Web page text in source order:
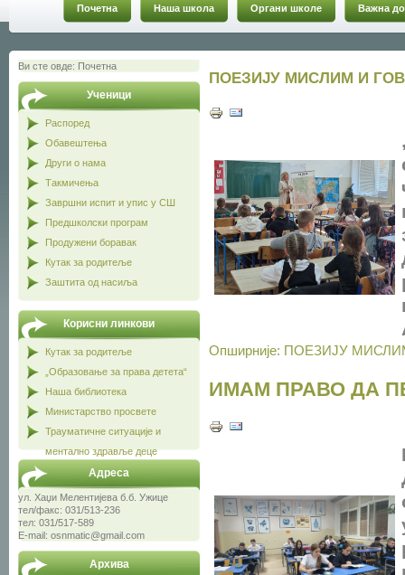
Почетна Наша школа Органи школе Важна
Ви сте овде: Почетна
Ученици
Распоред
Обавештења
Други о нама
Такмичења
Завршни испит и упис у СШ
Предшколски програм
Продужени боравак
Кутак за родитеље
Заштита од насиља
Корисни линкови
Кутак за родитеље
„Образовање за права детета“
Наша библиотека
Министарство просвете
Трауматичне ситуације и
ментално здравље деце
Адреса
ул. Хаџи Мелентијева б.б. Ужице
тел/факс: 031/513-236
тел: 031/517-589
E-mail: osnmatic@gmail.com
Архива
ПОЕЗИЈУ МИСЛИМ И
Опширније: ПОЕЗИЈУ
ИМАМ ПРАВО ДА